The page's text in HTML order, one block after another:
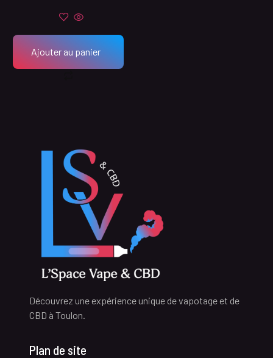
Ajouter au panier
Découvrez une expérience unique de vapotage et de
CBD à Toulon.
Plan de site